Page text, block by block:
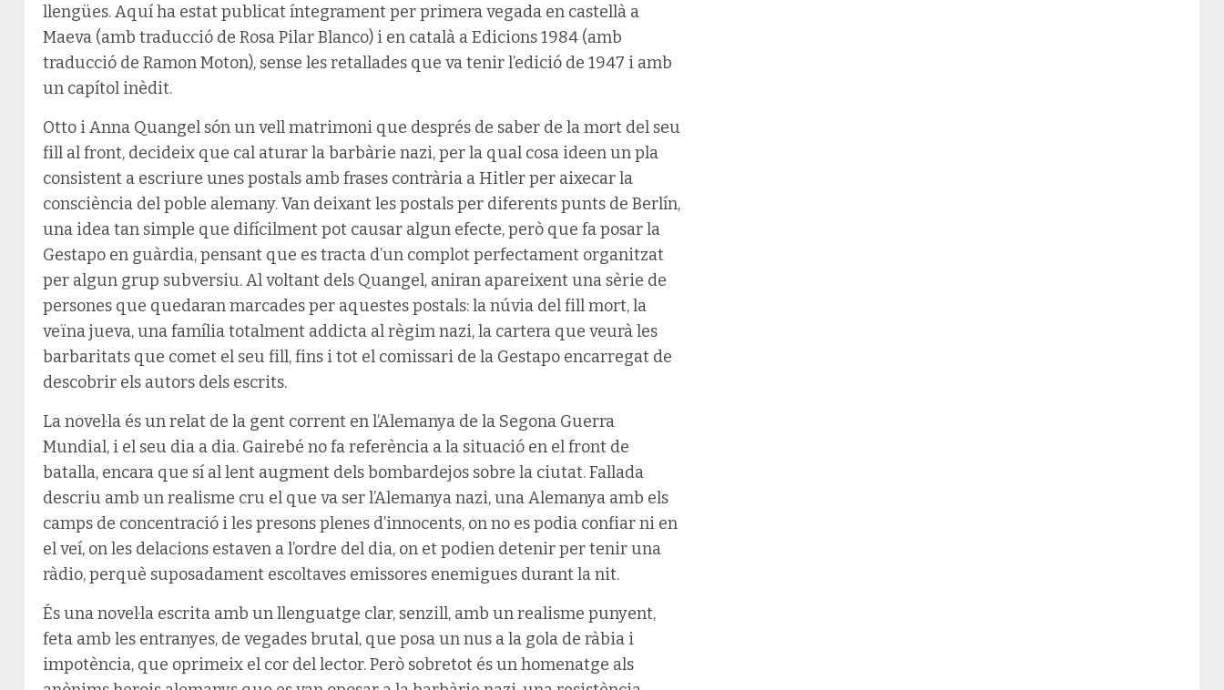
llengües. Aquí ha estat publicat íntegrament per primera vegada en castellà a
Maeva (amb traducció de Rosa Pilar Blanco) i en català a Edicions 1984 (amb
traducció de Ramon Moton), sense les retallades que va tenir l’edició de 1947 i amb
un capítol inèdit.
Otto i Anna Quangel són un vell matrimoni que després de saber de la mort del seu
fill al front, decideix que cal aturar la barbàrie nazi, per la qual cosa ideen un pla
consistent a escriure unes postals amb frases contrària a Hitler per aixecar la
consciència del poble alemany. Van deixant les postals per diferents punts de Berlín,
una idea tan simple que difícilment pot causar algun efecte, però que fa posar la
Gestapo en guàrdia, pensant que es tracta d’un complot perfectament organitzat
per algun grup subversiu. Al voltant dels Quangel, aniran apareixent una sèrie de
persones que quedaran marcades per aquestes postals: la núvia del fill mort, la
veïna jueva, una família totalment addicta al règim nazi, la cartera que veurà les
barbaritats que comet el seu fill, fins i tot el comissari de la Gestapo encarregat de
descobrir els autors dels escrits.
La novel·la és un relat de la gent corrent en l’Alemanya de la Segona Guerra
Mundial, i el seu dia a dia. Gairebé no fa referència a la situació en el front de
batalla, encara que sí al lent augment dels bombardejos sobre la ciutat. Fallada
descriu amb un realisme cru el que va ser l’Alemanya nazi, una Alemanya amb els
camps de concentració i les presons plenes d’innocents, on no es podia confiar ni en
el veí, on les delacions estaven a l’ordre del dia, on et podien detenir per tenir una
ràdio, perquè suposadament escoltaves emissores enemigues durant la nit.
És una novel·la escrita amb un llenguatge clar, senzill, amb un realisme punyent,
feta amb les entranyes, de vegades brutal, que posa un nus a la gola de ràbia i
impotència, que oprimeix el cor del lector. Però sobretot és un homenatge als